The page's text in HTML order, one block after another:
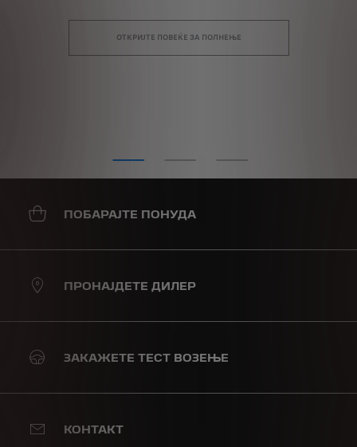
ОТКРИЈТЕ ПОВЕЌЕ ЗА ПОЛНЕЊЕ
ПОБАРАЈТЕ ПОНУДА
ПРОНАЈДЕТЕ ДИЛЕР
ЗАКАЖЕТЕ ТЕСТ ВОЗЕЊЕ
КОНТАКТ